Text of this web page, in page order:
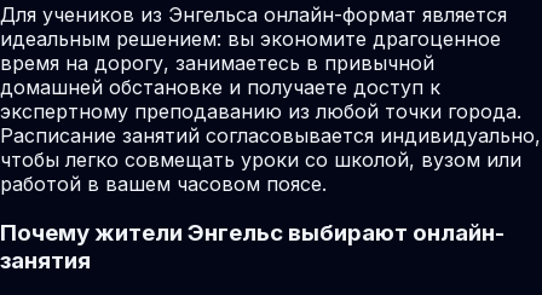
Для учеников из Энгельса онлайн-формат является
идеальным решением: вы экономите драгоценное
время на дорогу, занимаетесь в привычной
домашней обстановке и получаете доступ к
экспертному преподаванию из любой точки города.
Расписание занятий согласовывается индивидуально,
чтобы легко совмещать уроки со школой, вузом или
работой в вашем часовом поясе.
Почему жители Энгельс выбирают онлайн-
занятия